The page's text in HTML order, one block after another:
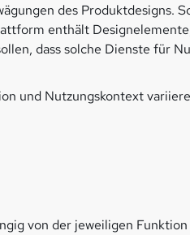
des Produktdesigns.
enthält
dass solche Dienste für
und Nutzungskontext
von der jeweiligen